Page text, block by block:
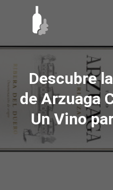
contenido
Descubre
de Arzuaga
Un Vino